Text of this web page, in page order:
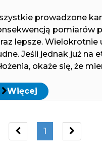
prowadzone
pomiarów
lepsze. Wielokrotnie
Jeśli jednak już
okaże się, że
Więcej
1